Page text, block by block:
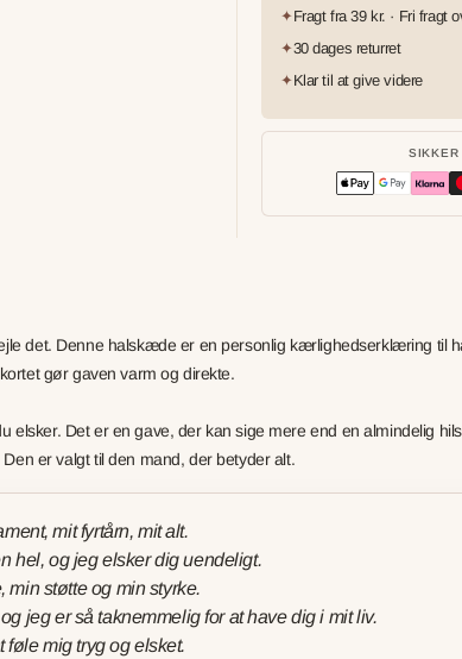
✦Fragt fra 39 kr. · Fri fragt
✦30 dages returret
✦Klar til at give videre
SIKKER
det. Denne halskæde er en personlig kærlighedserklæring til
gør gaven varm og direkte.
Det er en gave, der kan sige mere end en almindelig
er valgt til den mand, der betyder alt.
mit fyrtårn, mit alt.
hel, og jeg elsker dig uendeligt.
min støtte og min styrke.
jeg er så taknemmelig for at have dig i mit liv.
føle mig tryg og elsket.